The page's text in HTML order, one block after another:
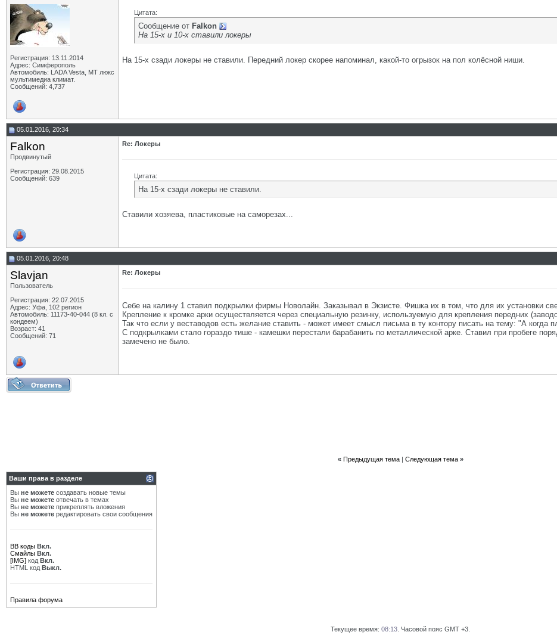
Регистрация: 13.11.2014
Адрес: Симферополь
Автомобиль: LADA Vesta, МТ люкс
мультимедиа климат.
Сообщений: 4,737
Цитата:
Сообщение от Falkon
На 15-х и 10-х ставили локеры
На 15-х сзади локеры не ставили. Передний локер скорее напоминал, какой-то огрызок на пол колёсной ниши.
05.01.2016, 20:34
Falkon
Продвинутый
Регистрация: 29.08.2015
Сообщений: 639
Re: Локеры
Цитата:
На 15-х сзади локеры не ставили.
Ставили хозяева, пластиковые на саморезах...
05.01.2016, 20:48
Slavjan
Пользователь
Регистрация: 22.07.2015
Адрес: Уфа, 102 регион
Автомобиль: 11173-40-044 (8 кл. с
кондеем)
Возраст: 41
Сообщений: 71
Re: Локеры
Себе на калину 1 ставил подкрылки фирмы Новолайн. Заказывал в Экзисте. Фишка их в том, что для их установки
Крепление к кромке арки осуществляется через специальную резинку, используемую для крепления передних
Так что если у веставодов есть желание ставить - может имеет смысл письма в ту контору писать на тему: "А когда
С подкрылками стало гораздо тише - камешки перестали барабанить по металлической арке. Ставил при пробеге
замечено не было.
« Предыдущая тема| Следующая тема »
Ваши права в разделе
Вы не можете создавать новые темы
Вы не можете отвечать в темах
Вы не можете прикреплять вложения
Вы не можете редактировать свои сообщения
BB коды Вкл.
Смайлы Вкл.
[IMG] код Вкл.
HTML код Выкл.
Правила форума
Текущее время: 08:13 . Часовой пояс GMT +3.